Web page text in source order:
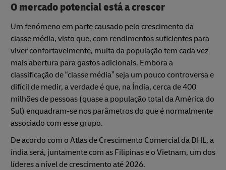
O mercado potencial está a crescer
Um fenómeno em parte causado pelo crescimento da
classe média, visto que, com rendimentos suficientes para
viver confortavelmente, muita da população tem cada vez
mais abertura para gastos adicionais. Embora a
classificação de “classe média” seja um pouco controversa e
difícil de medir, a verdade é que, na Índia, cerca de 400
milhões de pessoas (quase a população total da América do
Sul) enquadram-se nos parâmetros do que é normalmente
associado com esse grupo.
De acordo com o Atlas de Crescimento Comercial da DHL, a
índia será, juntamente com as Filipinas e o Vietnam, um dos
líderes a nível de crescimento até 2026.